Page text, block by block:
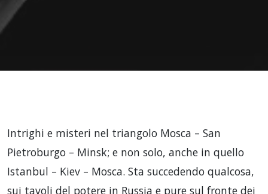
Intrighi e misteri nel triangolo Mosca – San
Pietroburgo – Minsk; e non solo, anche in quello
Istanbul – Kiev – Mosca. Sta succedendo qualcosa,
sui tavoli del potere in Russia e pure sul fronte dei